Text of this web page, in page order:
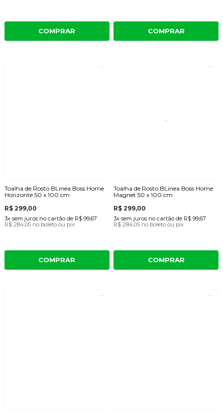
COMPRAR COMPRAR
Toalha de Rosto BLinea Boss Home
Horizonte 50 x 100 cm
R$ 299,00
3x sem juros no cartãode R$ 99,67
R$ 284,05 no boleto ou pix
COMPRAR
Toalha de Rosto BLinea Boss Home
Magnet 50 x 100 cm
R$ 299,00
3x sem juros no cartão de R$ 99,67
R$ 284,05 no boleto ou pix
COMPRAR